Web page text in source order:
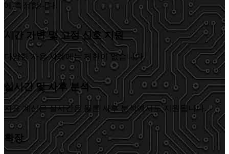
에 측정합니다.
시간 가변 및 고정 신호 지원
다양한 사용 사례에는 제한이 없습니다.
실시간 및 사후 분석
지표 계산은 실시간은 물론 사후 분석에서도 지원됩니다.
확장